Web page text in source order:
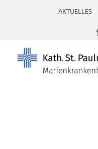
AKTUELLES